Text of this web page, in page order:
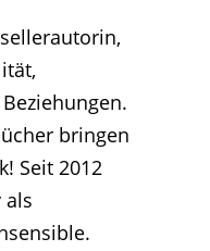
bringen
Seit 2012
als